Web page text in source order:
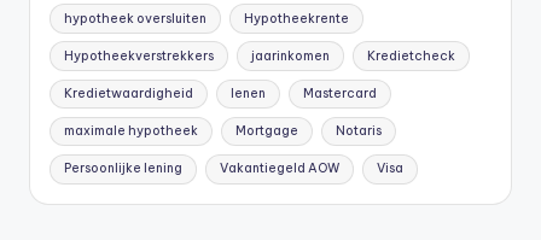
hypotheek oversluiten Hypotheekrente
Hypotheekverstrekkers jaarinkomen Kredietcheck
Kredietwaardigheid lenen Mastercard
maximale hypotheek Mortgage Notaris
Persoonlijke lening Vakantiegeld AOW Visa